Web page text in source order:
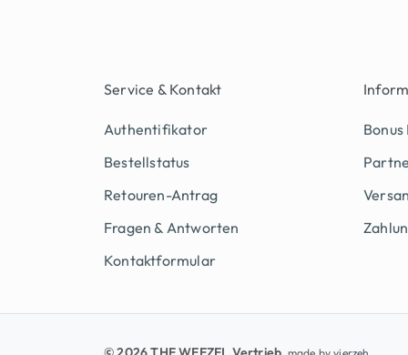
Service & Kontakt
Authentifikator
Bestellstatus
Retouren-Antrag
Fragen & Antworten
Kontaktformular